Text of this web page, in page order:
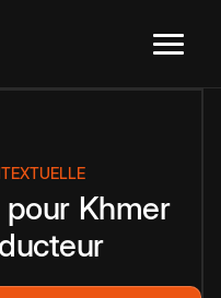
pour Khmer